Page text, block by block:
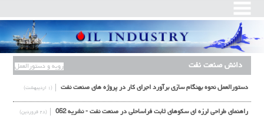
دانش صنعت نفت رویه و دستورالعمل
دستورالعمل نحوه بهنگام سازی برآورد اجرای کار در پروژه های صنعت نفت (۱ اردیبهشت)
راهنمای طراحی لرزه ای سکوهای ثابت فراساحلی در صنعت نفت - نشریه 052 (۲۸ فروردین)